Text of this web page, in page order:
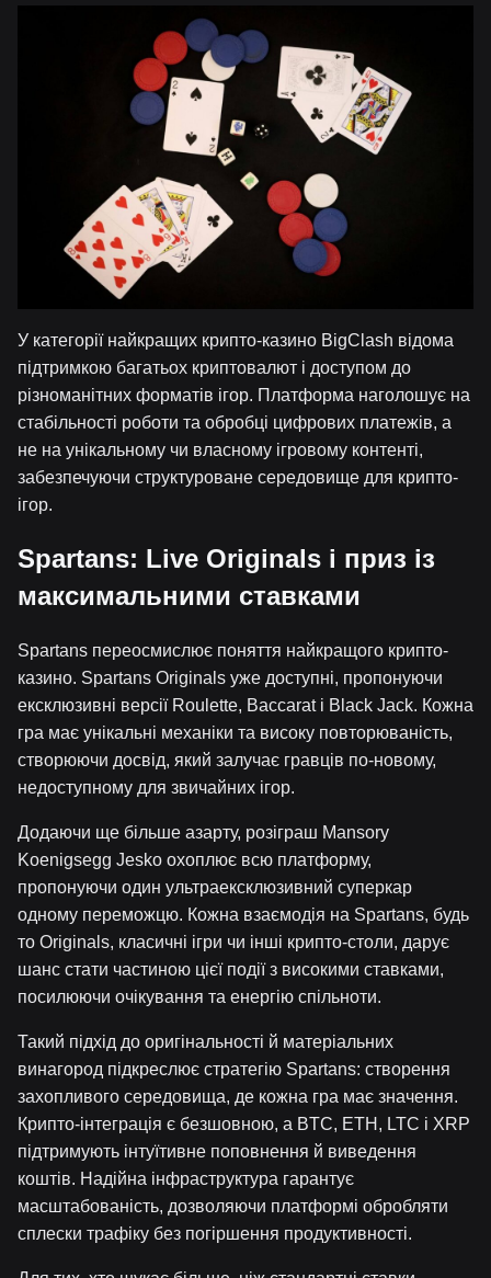
У категорії найкращих крипто-казино BigClash відома
підтримкою багатьох криптовалют і доступом до
різноманітних форматів ігор. Платформа наголошує на
стабільності роботи та обробці цифрових платежів, а
не на унікальному чи власному ігровому контенті,
забезпечуючи структуроване середовище для крипто-
ігор.
Spartans: Live Originals і приз із
максимальними ставками
Spartans переосмислює поняття найкращого крипто-
казино. Spartans Originals уже доступні, пропонуючи
ексклюзивні версії Roulette, Baccarat і Black Jack. Кожна
гра має унікальні механіки та високу повторюваність,
створюючи досвід, який залучає гравців по-новому,
недоступному для звичайних ігор.
Додаючи ще більше азарту, розіграш Mansory
Koenigsegg Jesko охоплює всю платформу,
пропонуючи один ультраексклюзивний суперкар
одному переможцю. Кожна взаємодія на Spartans, будь
то Originals, класичні ігри чи інші крипто-столи, дарує
шанс стати частиною цієї події з високими ставками,
посилюючи очікування та енергію спільноти.
Такий підхід до оригінальності й матеріальних
винагород підкреслює стратегію Spartans: створення
захопливого середовища, де кожна гра має значення.
Крипто-інтеграція є безшовною, а BTC, ETH, LTC і XRP
підтримують інтуїтивне поповнення й виведення
коштів. Надійна інфраструктура гарантує
масштабованість, дозволяючи платформі обробляти
сплески трафіку без погіршення продуктивності.